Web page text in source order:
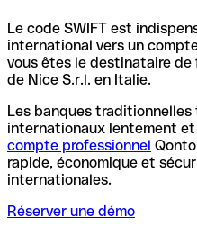
Le code SWIFT est
international vers un
vous êtes le destinataire
de Nice S.r.l. en Italie.
Les banques
internationaux lentement et
compte professionnel
rapide, économique et
internationales.
Réserver une démo